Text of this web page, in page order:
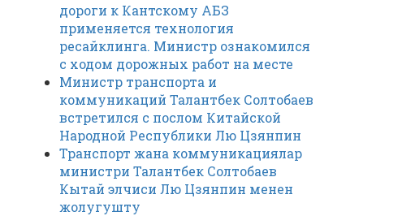
дороги к Кантскому АБЗ
применяется технология
ресайклинга. Министр ознакомился
с ходом дорожных работ на месте
Министр транспорта и
коммуникаций Талантбек Солтобаев
встретился с послом Китайской
Народной Республики Лю Цзянпин
Транспорт жана коммуникациялар
министри Талантбек Солтобаев
Кытай элчиси Лю Цзянпин менен
жолугушту